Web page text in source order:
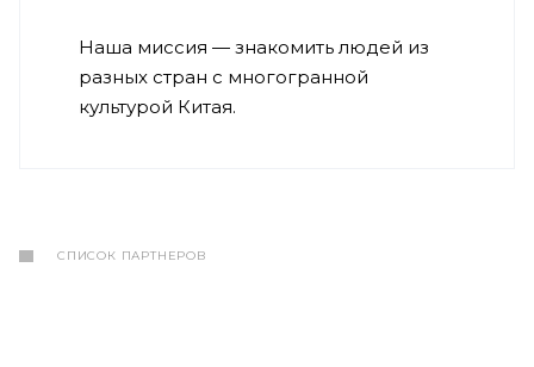
Наша миссия — знакомить людей из
разных стран с многогранной
культурой Китая.
СПИСОК ПАРТНЕРОВ